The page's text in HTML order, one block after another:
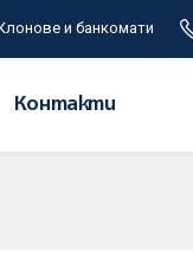
и банкомати
Контакти